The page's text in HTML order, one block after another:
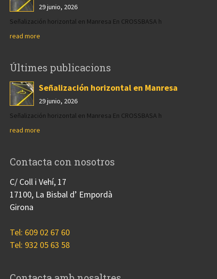
29 junio, 2026
Señalización horizontal en Manresa En CROSSBASA h
read more
Últimes publicacions
Señalización horizontal en Manresa
29 junio, 2026
Señalización horizontal en Manresa En CROSSBASA h
read more
Contacta con nosotros
C/ Coll i Vehí, 17
17100, La Bisbal d’ Empordà
Girona
Tel: 609 02 67 60
Tel: 932 05 63 58